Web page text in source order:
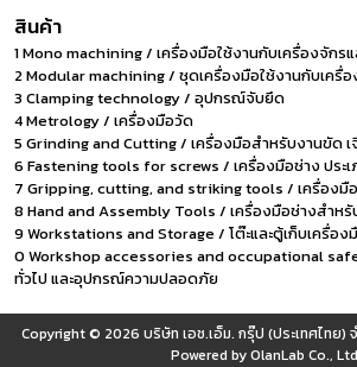
สินค้า
1 Mono machining / เครื่องมือใช้งานกับเครื่องจักรแ
2 Modular machining / ชุดเครื่องมือใช้งานกับเครื่อ
3 Clamping technology / อุปกรณ์จับยึด
4 Metrology / เครื่องมือวัด
5 Grinding and Cutting / เครื่องมือสำหรับงานขัด เ
6 Fastening tools for screws / เครื่องมือช่าง ประ
7 Gripping, cutting, and striking tools / เครื่องมื
8 Hand and Assembly Tools / เครื่องมือช่างสำหรั
9 Workstations and Storage / โต๊ะและตู้เก็บเครื่อง
0 Workshop accessories and occupational
ทั่วไป และอุปกรณ์ความปลอดภัย
Copyright © 2026 บริษัท เอช.เอ็ม. กรุ๊ป (ประเทศไทย)
Powered byOlanLab Co.,